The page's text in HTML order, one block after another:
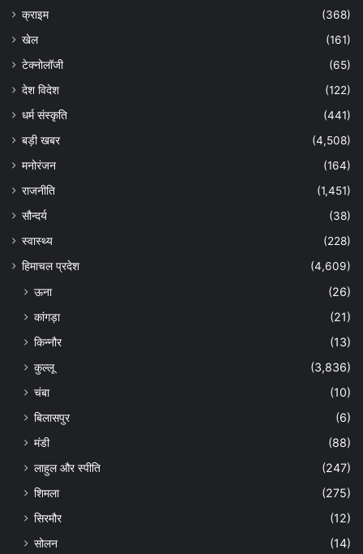
क्राइम
(368)
खेल
(161)
टेक्नोलॉजी
(65)
देश विदेश
(122)
धर्म संस्कृति
(441)
बड़ी खबर
(4,508)
मनोरंजन
(164)
राजनीति
(1,451)
सौन्दर्य
(38)
स्वास्थ्य
(228)
हिमाचल प्रदेश
(4,609)
ऊना
(26)
कांगड़ा
(21)
किन्नौर
(13)
कुल्लू
(3,836)
चंबा
(10)
बिलासपुर
(6)
मंडी
(88)
लाहुल और स्पीति
(247)
शिमला
(275)
सिरमौर
(12)
सोलन
(14)